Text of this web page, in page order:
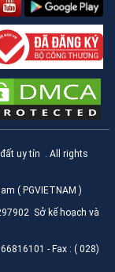
uy tín . All rights
( PGVIETNAM )
Sở kế hoạch và
- Fax : ( 028)